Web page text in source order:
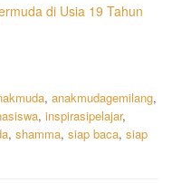
di Usia 19 Tahun
, anakmudagemilang,
, inspirasipelajar,
, shamma, siap baca, siap